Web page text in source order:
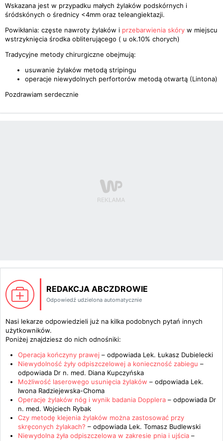
Wskazana jest w przypadku małych żylaków podskórnych i
śródskónych o średnicy <4mm oraz teleangiektazji.
Powikłania: częste nawroty żylaków i przebarwienia skóry w miejscu
wstrzyknięcia środka obliterującego ( u ok.10% chorych)
Tradycyjne metody chirurgiczne obejmują:
usuwanie żylaków metodą stripingu
operacje niewydolnych perfortorów metodą otwartą (Lintona)
Pozdrawiam serdecznie
REDAKCJA ABCZDROWIE
Odpowiedź udzielona automatycznie
Nasi lekarze odpowiedzieli już na kilka podobnych pytań innych
użytkowników.
Poniżej znajdziesz do nich odnośniki:
Operacja kończyny prawej – odpowiada Lek. Łukasz Dubielecki
Niewydolność żyły odpiszczelowej a konieczność zabiegu –
odpowiada Dr n. med. Diana Kupczyńska
Możliwość laserowego usunięcia żylaków – odpowiada Lek.
Iwona Radziejewska-Choma
Operacje żylaków nóg i wynik badania Dopplera – odpowiada Dr
n. med. Wojciech Rybak
Czy metodę klejenia żylaków można zastosować przy
skręconych żylakach? – odpowiada Lek. Tomasz Budlewski
Niewydolna żyła odpiszczelowa w zakresie pnia i ujścia –